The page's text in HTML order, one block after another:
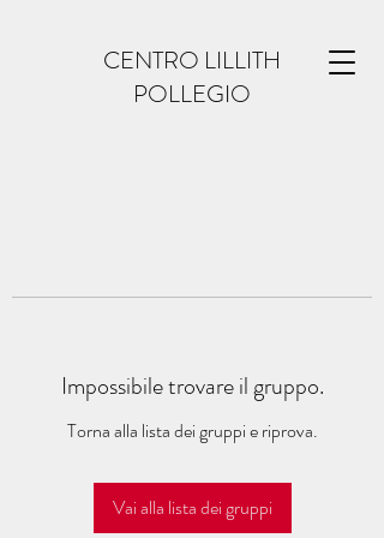
CENTRO LILLITH
POLLEGIO
Impossibile trovare il gruppo.
Torna alla lista dei gruppi e riprova.
Vai alla lista dei gruppi